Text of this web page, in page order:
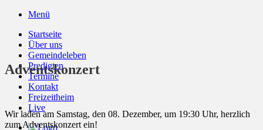
Zum
springen
Menü
Startseite
Über uns
Gemeindeleben
Predigten
Termine
Kontakt
Freizeitheim
Live
Adventskonzert
Wir laden am Samstag, den 08. Dezember, um 19:30 Uhr, herzlich
zum Adventskonzert ein!